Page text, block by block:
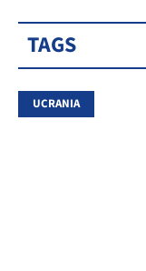
TAGS
UCRANIA